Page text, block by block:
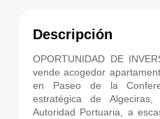
Descripción
OPORTUNIDAD DE
vende acogedor
en Paseo de la
estratégica de
Autoridad Portuaria, a